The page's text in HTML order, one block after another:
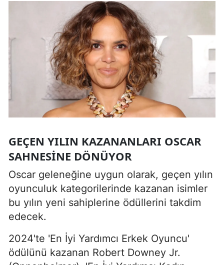
GEÇEN YILIN KAZANANLARI OSCAR
SAHNESINE DÖNÜYOR
Oscar geleneğine uygun olarak, geçen yılın
oyunculuk kategorilerinde kazanan isimler
bu yılın yeni sahiplerine ödüllerini takdim
edecek.
2024'te 'En İyi Yardımcı Erkek Oyuncu'
ödülünü kazanan Robert Downey Jr.